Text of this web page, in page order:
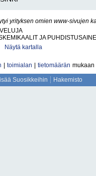
yrityksen omien www-sivujen
JA
Näytä kartalla
toimialan tietomäärän mukaan
Suosikkeihin Hakemisto